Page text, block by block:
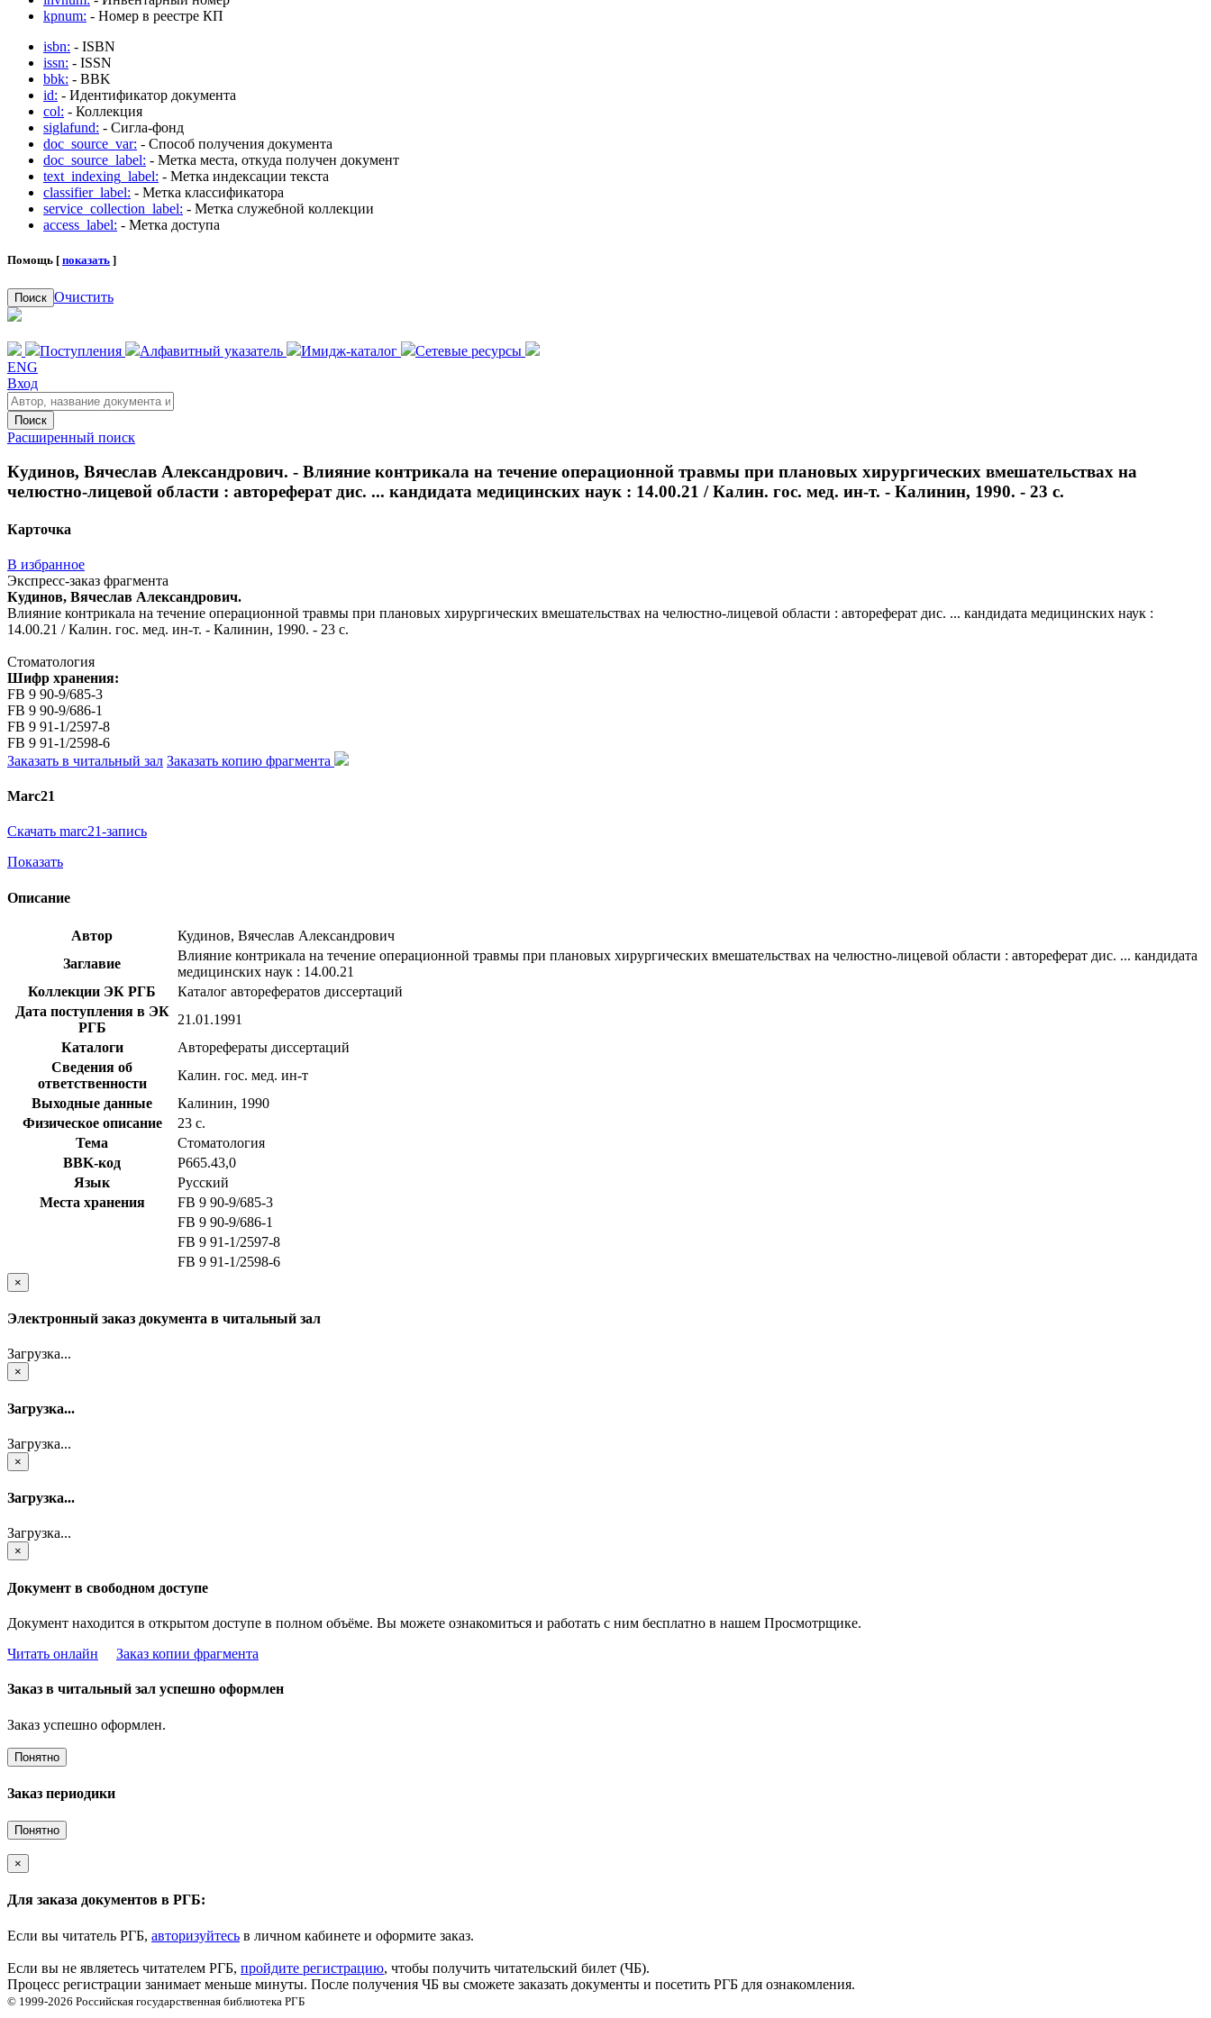
kpnum: - Номер в реестре КП
isbn: - ISBN
issn: - ISSN
bbk: - BBK
id: - Идентификатор документа
col: - Коллекция
siglafund: - Сигла-фонд
doc_source_var: - Способ получения документа
doc_source_label: - Метка места, откуда получен документ
text_indexing_label: - Метка индексации текста
classifier_label: - Метка классификатора
service_collection_label: - Метка служебной коллекции
access_label: - Метка доступа
Помощь [ показать ]
Поиск Очистить
Поступления Алфавитный указатель Имидж-каталог
Сетевые ресурсы
ENG
Вход
Поиск
Расширенный поиск
Кудинов, Вячеслав Александрович. - Влияние контрикала на течение операционной травмы при плановых хирургических вмешательствах на
челюстно-лицевой области : автореферат дис. ... кандидата медицинских наук : 14.00.21 / Калин. гос. мед. ин-т. - Калинин, 1990. - 23 с.
Карточка
В избранное
Экспресс-заказ фрагмента
Кудинов, Вячеслав Александрович.
Влияние контрикала на течение операционной травмы при плановых хирургических вмешательствах на челюстно-лицевой области : автореферат дис. ... кандидата медицинских наук :
14.00.21 / Калин. гос. мед. ин-т. - Калинин, 1990. - 23 с.
Стоматология
Шифр хранения:
FB 9 90-9/685-3
FB 9 90-9/686-1
FB 9 91-1/2597-8
FB 9 91-1/2598-6
Заказать в читальный зал Заказать копию фрагмента
Marc21
Скачать marc21-запись
Показать
Описание
Автор
Кудинов, Вячеслав Александрович
Заглавие
Влияние контрикала на течение операционной травмы при плановых хирургических вмешательствах на челюстно-лицевой области : автореферат дис. ... кандидата
медицинских наук : 14.00.21
Коллекции ЭК РГБ
Каталог авторефератов диссертаций
Дата поступления в ЭК
РГБ
21.01.1991
Каталоги
Авторефераты диссертаций
Сведения об
ответственности
Калин. гос. мед. ин-т
Выходные данные
Калинин, 1990
Физическое описание
23 с.
Тема
Стоматология
BBK-код
Р665.43,0
Язык
Русский
Места хранения
FB 9 90-9/685-3
FB 9 90-9/686-1
FB 9 91-1/2597-8
FB 9 91-1/2598-6
×
Электронный заказ документа в читальный зал
Загрузка...
×
Загрузка...
Загрузка...
×
Загрузка...
Загрузка...
×
Документ в свободном доступе
Документ находится в открытом доступе в полном объёме. Вы можете ознакомиться и работать с ним бесплатно в нашем Просмотрщике.
Читать онлайн
Заказ копии фрагмента
Заказ в читальный зал успешно оформлен
Заказ успешно оформлен.
Понятно
Заказ периодики
Понятно
×
Для заказа документов в РГБ:
Если вы читатель РГБ, авторизуйтесь в личном кабинете и оформите заказ.
Если вы не являетесь читателем РГБ, пройдите регистрацию, чтобы получить читательский билет (ЧБ).
Процесс регистрации занимает меньше минуты. После получения ЧБ вы сможете заказать документы и посетить РГБ для ознакомления.
© 1999-2026 Российская государственная библиотека РГБ